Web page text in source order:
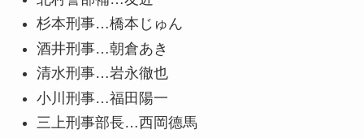
杉本刑事…橋本じゅん
酒井刑事…朝倉あき
清水刑事…岩永徹也
小川刑事…福田陽一
三上刑事部長…西岡德馬